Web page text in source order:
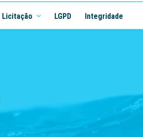
Licitação LGPD Integridade